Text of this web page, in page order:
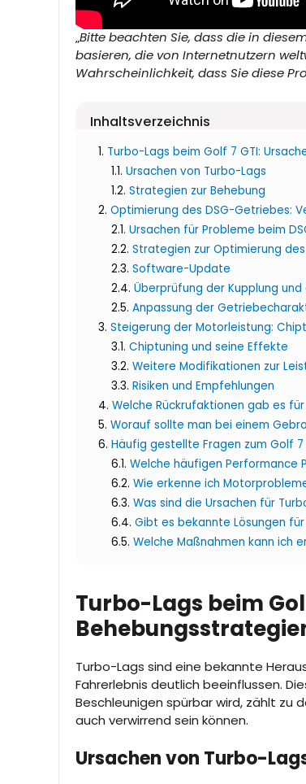
„Bitte beachten Sie, dass die in
basieren, die von Internetnutzern
Wahrscheinlichkeit, dass Sie diese
Inhaltsverzeichnis
Turbo-Lags beim Golf 7 GTI:
Ursachen von Turbo-Lags
Strategien zur Behebung
Optimierung des DSG-Getriebes:
Ursachen für Probleme beim
Strategien zur Optimierung
Software-Update
Überprüfung der Kupplung
Anpassung der
Steigerung der Motorleistung:
Chiptuning und seine Effekte
Weitere Modifikationen zur
Risiken und Empfehlungen
Welche Rückrufaktionen gab es
Worauf sollte man bei einem
Häufig gestellte Fragen zum Golf
Welche häufigen Performance
Wie erkenne ich
Was sind die Ursachen für
Gibt es bekannte Lösungen
Welche Maßnahmen kann ich
Turbo-Lags beim
Turbo-Lags sind eine bekannte
Fahrerlebnis deutlich beeinflussen.
Beschleunigen spürbar wird, zählt zu
auch verwirrend sein können.
Ursachen von Turbo-